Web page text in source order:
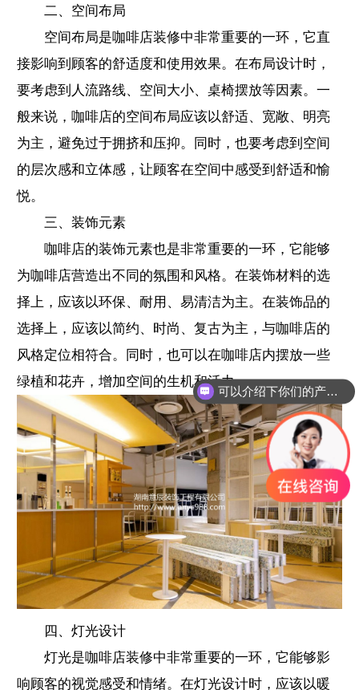
二、空间布局
空间布局是咖啡店装修中非常重要的一环，它直
接影响到顾客的舒适度和使用效果。在布局设计时，
要考虑到人流路线、空间大小、桌椅摆放等因素。一
般来说，咖啡店的空间布局应该以舒适、宽敞、明亮
为主，避免过于拥挤和压抑。同时，也要考虑到空间
的层次感和立体感，让顾客在空间中感受到舒适和愉
悦。
三、装饰元素
咖啡店的装饰元素也是非常重要的一环，它能够
为咖啡店营造出不同的氛围和风格。在装饰材料的选
择上，应该以环保、耐用、易清洁为主。在装饰品的
选择上，应该以简约、时尚、复古为主，与咖啡店的
风格定位相符合。同时，也可以在咖啡店内摆放一些
绿植和花卉，增加空间的生机和活力。
四、灯光设计
灯光是咖啡店装修中非常重要的一环，它能够影
响顾客的视觉感受和情绪。在灯光设计时，应该以暖
可以介绍下你们的产品么？